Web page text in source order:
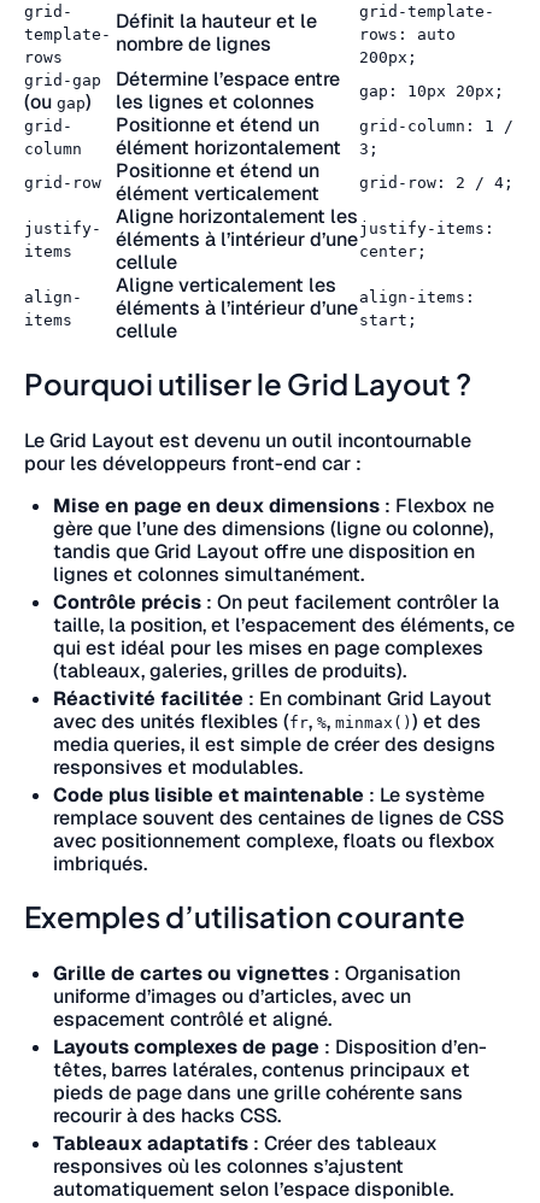
grid-
template-
rows
Définit la hauteur et le
nombre de lignes
grid-template-
rows: auto
200px;
grid-gap
(ou gap)
Détermine l’espace entre
les lignes et colonnes
gap: 10px 20px;
grid-
column
Positionne et étend un
élément horizontalement
grid-column: 1 /
3;
grid-row
Positionne et étend un
élément verticalement
grid-row: 2 / 4;
justify-
items
Aligne horizontalement les
éléments à l’intérieur d’une
cellule
justify-items:
center;
align-
items
Aligne verticalement les
éléments à l’intérieur d’une
cellule
align-items:
start;
Pourquoi utiliser le Grid Layout ?
Le Grid Layout est devenu un outil incontournable
pour les développeurs front-end car :
Mise en page en deux dimensions : Flexbox ne
gère que l’une des dimensions (ligne ou colonne),
tandis que Grid Layout offre une disposition en
lignes et colonnes simultanément.
Contrôle précis : On peut facilement contrôler la
taille, la position, et l’espacement des éléments, ce
qui est idéal pour les mises en page complexes
(tableaux, galeries, grilles de produits).
Réactivité facilitée : En combinant Grid Layout
avec des unités flexibles (fr, %, minmax() ) et des
media queries, il est simple de créer des designs
responsives et modulables.
Code plus lisible et maintenable : Le système
remplace souvent des centaines de lignes de CSS
avec positionnement complexe, floats ou flexbox
imbriqués.
Exemples d’utilisation courante
Grille de cartes ou vignettes : Organisation
uniforme d’images ou d’articles, avec un
espacement contrôlé et aligné.
Layouts complexes de page : Disposition d’en-
têtes, barres latérales, contenus principaux et
pieds de page dans une grille cohérente sans
recourir à des hacks CSS.
Tableaux adaptatifs : Créer des tableaux
responsives où les colonnes s’ajustent
automatiquement selon l’espace disponible.